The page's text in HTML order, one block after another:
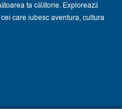
ta călătorie. Explorează
care iubesc aventura, cultura